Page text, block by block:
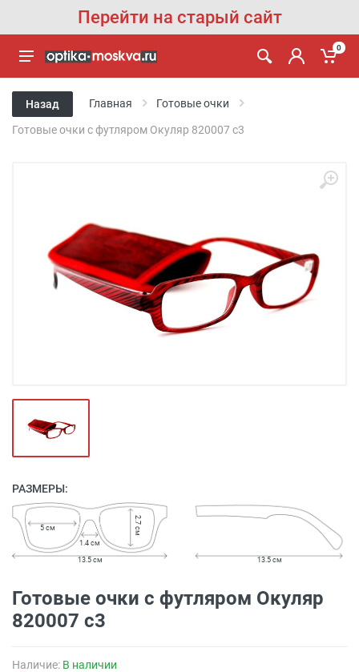
Перейти на старый сайт
0
Назад Главная Готовые очки
Готовые очки с футляром Oкуляр 820007 с3
РАЗМЕРЫ:
1.4 см
5 см 2.7 см
13.5 см 13.5 см
Готовые очки с футляром Oкуляр
820007 с3
Наличие: В наличии